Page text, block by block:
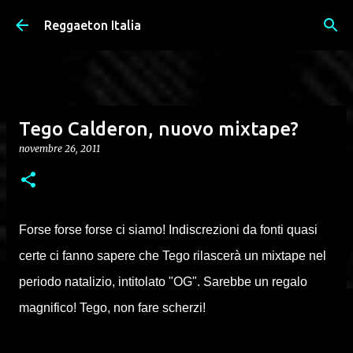
Passa ai contenuti principali
Reggaeton Italia
Tego Calderon, nuovo mixtape?
novembre 26, 2011
Forse forse forse ci siamo! Indiscrezioni da fonti quasi
certe ci fanno sapere che Tego rilascerà un mixtape nel
periodo natalizio, intitolato "OG". Sarebbe un regalo
magnifico! Tego, non fare scherzi!